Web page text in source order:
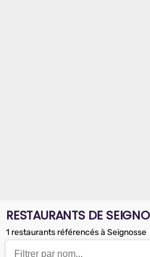
RESTAURANTS DE
1 restaurants référencés à Seignosse